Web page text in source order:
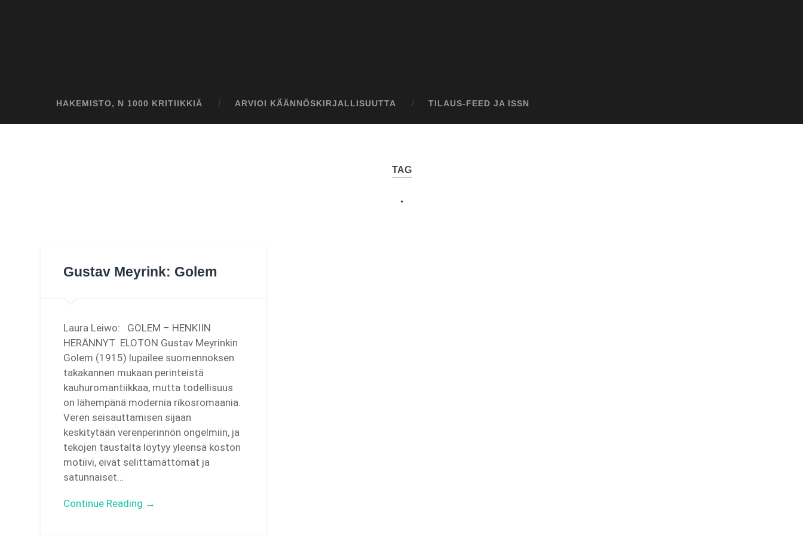
HAKEMISTO, N 1000 KRITIIKKIÄ ARVIOI KÄÄNNÖSKIRJALLISUUTTA TILAUS-FEED JA ISSN
TAG
.
Gustav Meyrink: Golem
Laura Leiwo: GOLEM – HENKIIN
HERÄNNYT ELOTON Gustav Meyrinkin
Golem (1915) lupailee suomennoksen
takakannen mukaan perinteistä
kauhuromantiikkaa, mutta todellisuus
on lähempänä modernia rikosromaania.
Veren seisauttamisen sijaan
keskitytään verenperinnön ongelmiin, ja
tekojen taustalta löytyy yleensä koston
motiivi, eivät selittämättömät ja
satunnaiset…
Continue Reading →